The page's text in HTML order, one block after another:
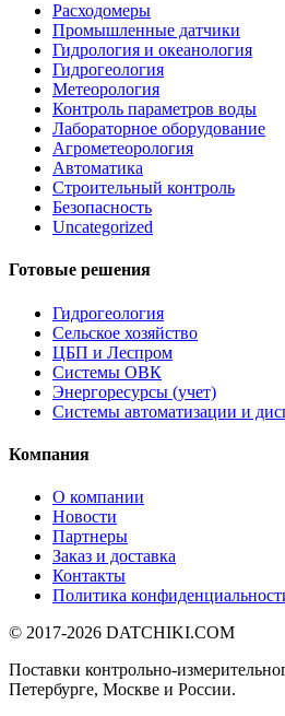
Расходомеры
Промышленные датчики
Гидрология и океанология
Гидрогеология
Метеорология
Контроль параметров воды
Лабораторное оборудование
Агрометеорология
Автоматика
Строительный контроль
Безопасность
Uncategorized
Готовые решения
Гидрогеология
Сельское хозяйство
ЦБП и Леспром
Системы ОВК
Энергоресурсы (учет)
Системы автоматизации и
Компания
О компании
Новости
Партнеры
Заказ и доставка
Контакты
Политика
© 2017-2026 DATCHIKI.COM
Поставки контрольно-
Петербурге, Москве и России.